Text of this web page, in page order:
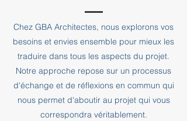
Chez GBA Architectes, nous explorons vos
besoins et envies ensemble pour mieux les
traduire dans tous les aspects du projet.
Notre approche repose sur un processus
d'échange et de réflexions en commun qui
nous permet d'aboutir au projet qui vous
correspondra véritablement.